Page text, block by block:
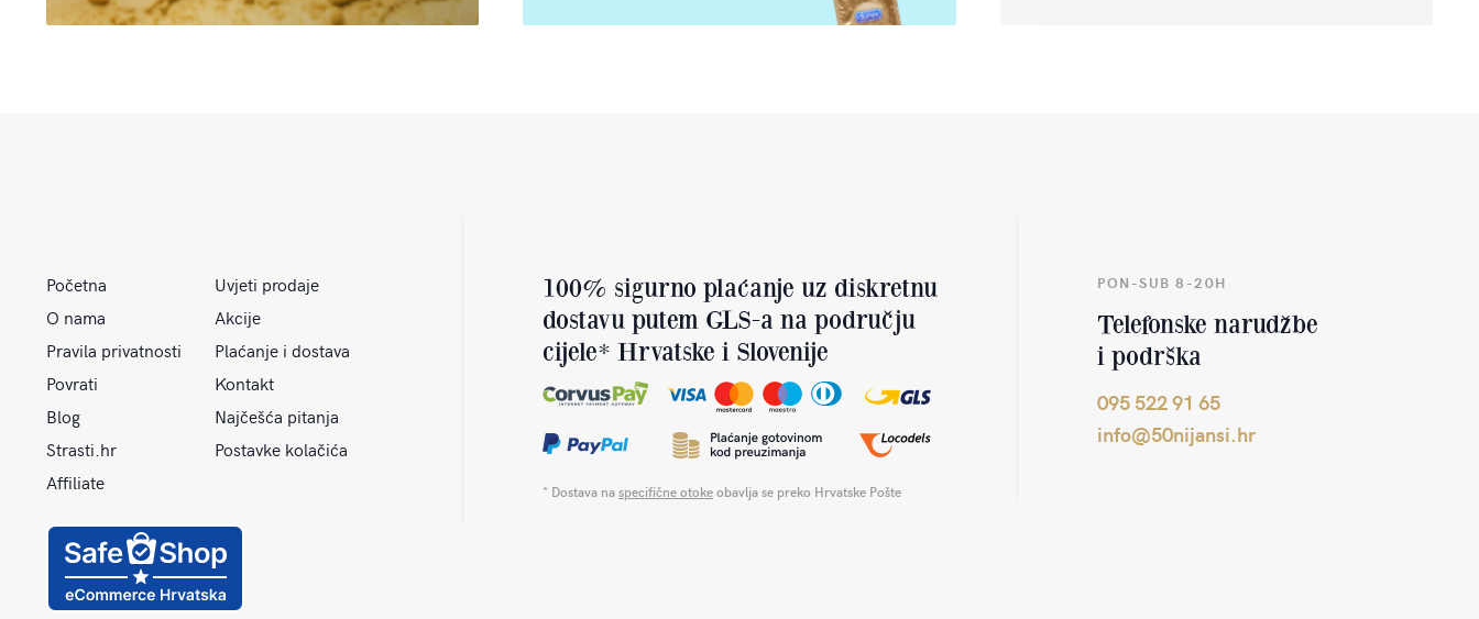
Početna
Uvjeti prodaje
O nama
Akcije
Pravila privatnosti
Plaćanje i dostava
Povrati
Kontakt
Blog
Najčešća pitanja
Strasti.hr
Postavke kolačića
Affiliate
100% sigurno plaćanje uz diskretnu
dostavu putem GLS-a na području
cijele* Hrvatske i Slovenije
* Dostava naspecifične otokeobavlja se preko Hrvatske Pošte
PON-SUB 8-20H
Telefonske narudžbe
i podrška
095 522 91 65
info@50nijansi.hr